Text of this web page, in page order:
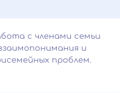
с членами семьи
и
проблем.